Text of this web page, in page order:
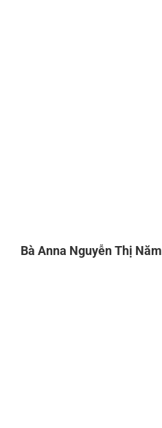
Bà Anna Nguyễn Thị Năm